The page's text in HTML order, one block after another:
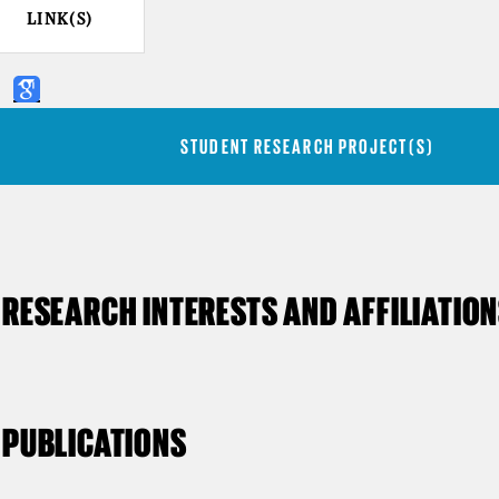
LINK(S)
STUDENT RESEARCH PROJECT(S)
RESEARCH INTERESTS AND
PUBLICATIONS